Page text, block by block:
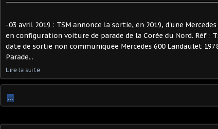
-03 avril 2019 : TSM annonce la sortie, en 2019, d'une
en configuration voiture de parade de la Corée du Nord. Réf :
date de sortie non communiquée Mercedes 600 Landaulet
Parade...
Lire la suite
…